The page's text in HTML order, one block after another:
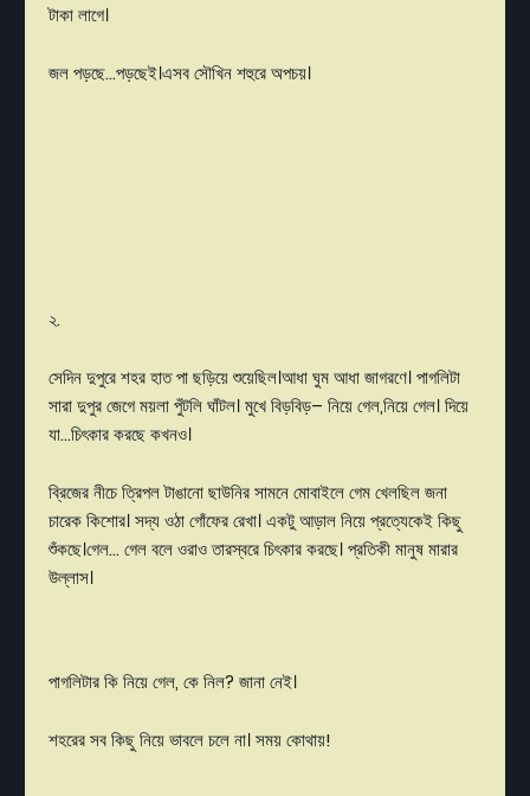
টাকা লাগে।
জল পড়ছে...পড়ছেই।এসব সৌখিন শহুরে অপচয়।
২.
সেদিন দুপুরে শহর হাত পা ছড়িয়ে শুয়েছিল।আধা ঘুম আধা জাগরণে। পাগলিটা
সারা দুপুর জেগে ময়লা পুঁটলি ঘাঁটল। মুখে বিড়বিড়– নিয়ে গেল,নিয়ে গেল। দিয়ে
যা…চিৎকার করছে কখনও।
ব্রিজের নীচে ত্রিপল টাঙানো ছাউনির সামনে মোবাইলে গেম খেলছিল জনা
চারেক কিশোর। সদ্য ওঠা গোঁফের রেখা। একটু আড়াল নিয়ে প্রত্যেকেই কিছু
শুঁকছে।গেল... গেল বলে ওরাও তারস্বরে চিৎকার করছে। প্রতিকী মানুষ মারার
উল্লাস।
পাগলিটার কি নিয়ে গেল, কে নিল? জানা নেই।
শহরের সব কিছু নিয়ে ভাবলে চলে না। সময় কোথায়!